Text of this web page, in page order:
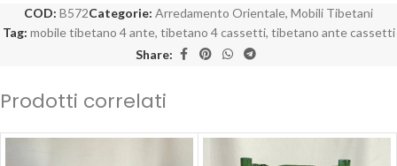
COD: B572Categorie: Arredamento Orientale, Mobili Tibetani
Tag: mobile tibetano 4 ante, tibetano 4 cassetti, tibetano ante cassetti
Share:
Prodotti correlati